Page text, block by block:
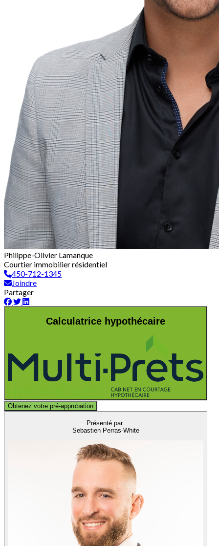
Philippe-Olivier Lamanque
Courtier immobilier résidentiel
450-712-1345
Joindre
Partager
Calculatrice hypothécaire
Obtenez votre pré-approbation
Présenté par
Sebastien Perras-White